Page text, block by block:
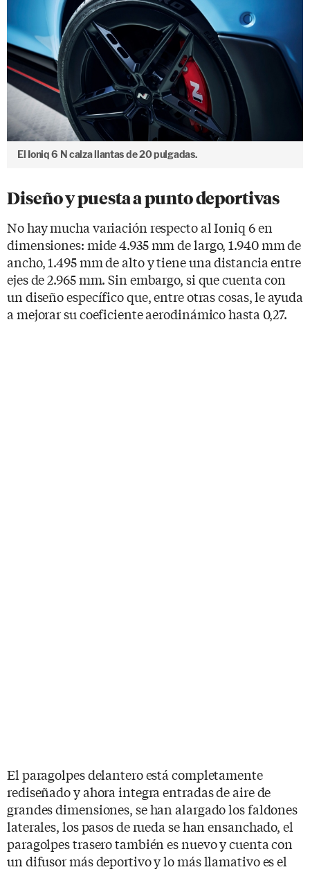
El Ioniq 6 N calza llantas de 20 pulgadas.
Diseño y puesta a punto deportivas
No hay mucha variación respecto al Ioniq 6 en
dimensiones: mide 4.935 mm de largo, 1.940 mm de
ancho, 1.495 mm de alto y tiene una distancia entre
ejes de 2.965 mm. Sin embargo, si que cuenta con
un diseño específico que, entre otras cosas, le ayuda
a mejorar su coeficiente aerodinámico hasta 0,27.
El paragolpes delantero está completamente
rediseñado y ahora integra entradas de aire de
grandes dimensiones, se han alargado los faldones
laterales, los pasos de rueda se han ensanchado, el
paragolpes trasero también es nuevo y cuenta con
un difusor más deportivo y lo más llamativo es el